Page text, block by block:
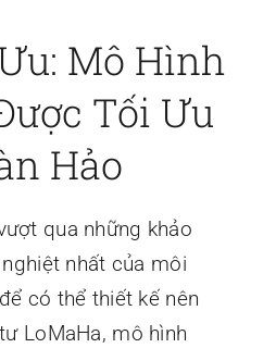
Mô Hình
Tối Ưu
Hảo
qua những khảo
nhất của môi
có thể thiết kế nên
LoMaHa, mô hình